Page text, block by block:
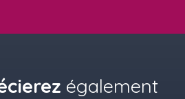
également